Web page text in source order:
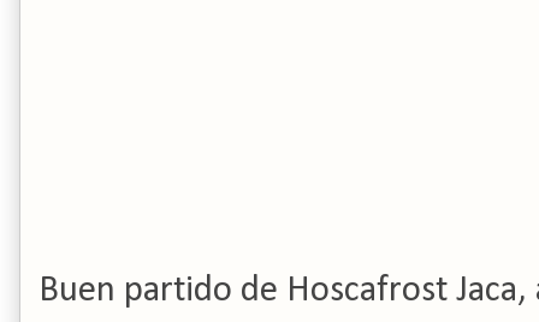
Buen partido de Hoscafrost